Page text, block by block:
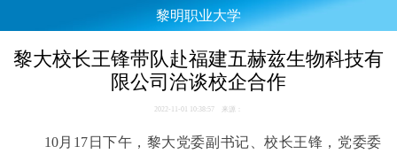
黎明职业大学
黎大校长王锋带队赴福建五赫兹生物科技有
限公司洽谈校企合作
2022-11-01 10:38:57 来源：
10月17日下午，黎大党委副书记、校长王锋，党委委